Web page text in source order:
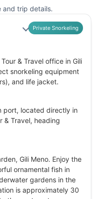
and trip details.
Private Snorkeling
& Travel office in Gili
snorkeling equipment
and life jacket.
port, located directly in
& Travel, heading
Gili Meno. Enjoy the
ornamental fish in
gardens in the
is approximately 30